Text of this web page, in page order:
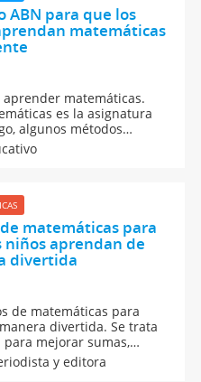
ABN para que los
matemáticas
aprender matemáticas.
es la asignatura
algunos métodos
Este es el caso del
aprendan
de matemáticas para
niños aprendan de
divertida
de matemáticas para
divertida. Se trata
mejorar sumas,
con juegos interactivos
estrés. ¡Haz que las
y editora